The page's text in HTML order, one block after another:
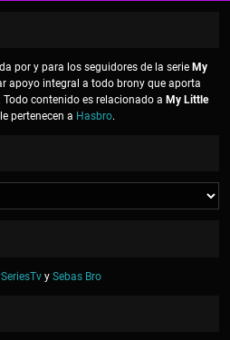
por y para los seguidores de la serie My
apoyo integral a todo brony que aporta
contenido es relacionado a My Little
pertenecen a Hasbro.
y Sebas Bro